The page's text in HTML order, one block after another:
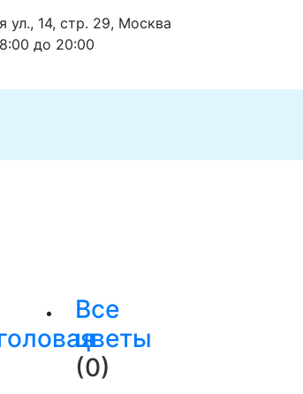
ул., 14, стр. 29, Москва
до 20:00
Все
цветы
(0)